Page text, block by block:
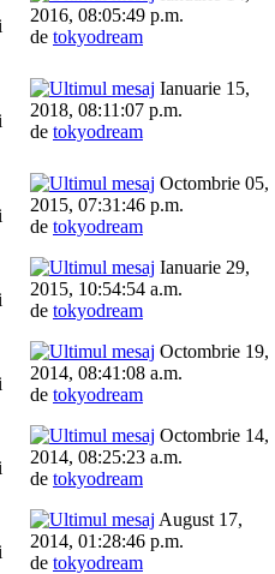
2016, 08:05:49 p.m.
de tokyodream
Ianuarie 15,
2018, 08:11:07 p.m.
de tokyodream
Octombrie 05,
2015, 07:31:46 p.m.
de tokyodream
Ianuarie 29,
2015, 10:54:54 a.m.
de tokyodream
Octombrie 19,
2014, 08:41:08 a.m.
de tokyodream
Octombrie 14,
2014, 08:25:23 a.m.
de tokyodream
August 17,
2014, 01:28:46 p.m.
de tokyodream